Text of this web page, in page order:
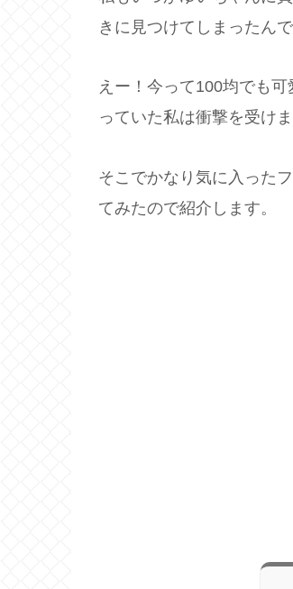
きに見つけてしまったん
えー！今って100均でも
っていた私は衝撃を受け
そこでかなり気に入った
てみたので紹介します。